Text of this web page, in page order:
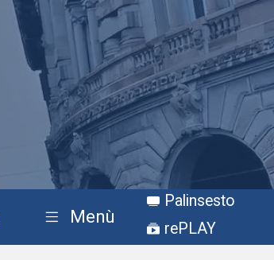
Menù
Palinsesto
rePLAY